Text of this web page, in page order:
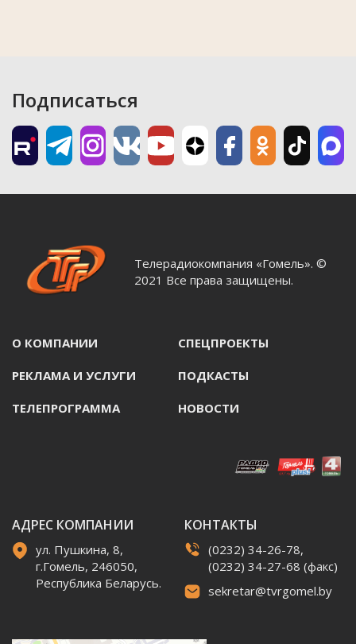
Подписаться
Телерадиокомпания «Гомель». ©
2021 Все права защищены.
О КОМПАНИИ СПЕЦПРОЕКТЫ
РЕКЛАМА И УСЛУГИ ПОДКАСТЫ
ТЕЛЕПРОГРАММА НОВОСТИ
АДРЕС КОМПАНИИ
ул. Пушкина, 8,
г.Гомель, 246050,
Республика Беларусь.
КОНТАКТЫ
(0232) 34-26-78,
(0232) 34-27-68 (факс)
sekretar@tvrgomel.by